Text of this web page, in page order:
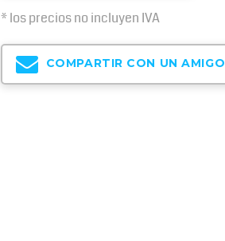
* los precios no incluyen IVA
COMPARTIR CON UN AMIGO